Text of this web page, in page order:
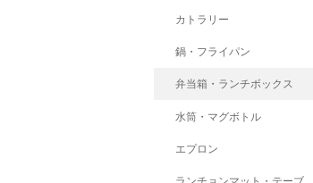
カトラリー
鍋・フライパン
弁当箱・ランチボックス
水筒・マグボトル
エプロン